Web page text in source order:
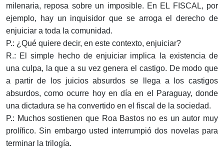
milenaria, reposa sobre un imposible. En EL FISCAL, por
ejemplo, hay un inquisidor que se arroga el derecho de
enjuiciar a toda la comunidad.
P.: ¿Qué quiere decir, en este contexto, enjuiciar?
R.: El simple hecho de enjuiciar implica la existencia de
una culpa, la que a su vez genera el castigo. De modo que
a partir de los juicios absurdos se llega a los castigos
absurdos, como ocurre hoy en día en el Paraguay, donde
una dictadura se ha convertido en el fiscal de la sociedad.
P.: Muchos sostienen que Roa Bastos no es un autor muy
prolífico. Sin embargo usted interrumpió dos novelas para
terminar la trilogía.